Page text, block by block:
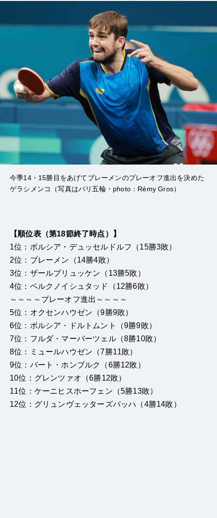
今季14・15勝目をあげてブレーメンのプレーオフ進出を決めた
ゲラシメンコ（写真はパリ五輪・photo：Rémy Gros）
【順位表（第18節終了時点）】
1位：ボルシア・デュッセルドルフ（15勝3敗）
2位：ブレーメン（14勝4敗）
3位：ザールブリュッケン（13勝5敗）
4位：ベルクノイシュタッド（12勝6敗）
～～～～プレーオフ進出～～～～
5位：オクセンハウゼン（9勝9敗）
6位：ボルシア・ドルトムント（9勝9敗）
7位：フルダ・マーバーツェル（8勝10敗）
8位：ミュールハウゼン（7勝11敗）
9位：バート・ホンブルク（6勝12敗）
10位：グレンツァオ（6勝12敗）
11位：ケーニヒスホーフェン（5勝13敗）
12位：グリュンヴェッターズバッハ（4勝14敗）